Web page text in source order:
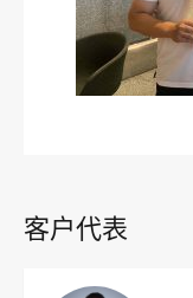
客户代表